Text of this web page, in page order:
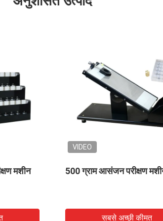
समायोज्य टेप आसंजन परीक्षण मशीन
सबसे अच्छी कीमत